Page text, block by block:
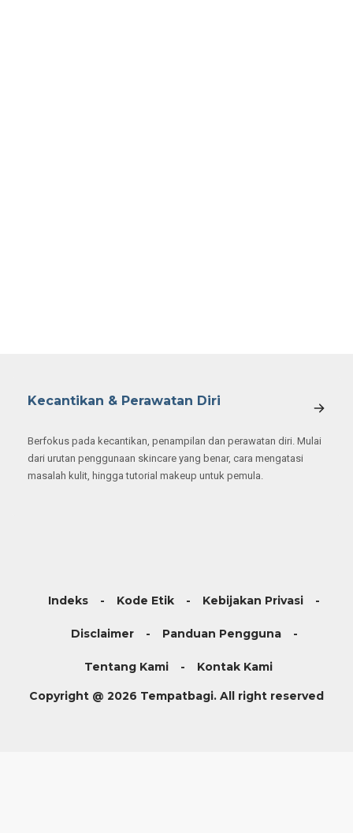
Kecantikan & Perawatan Diri
Berfokus pada kecantikan, penampilan dan perawatan diri. Mulai
dari urutan penggunaan skincare yang benar, cara mengatasi
masalah kulit, hingga tutorial makeup untuk pemula.
Indeks Kode Etik Kebijakan Privasi
Disclaimer Panduan Pengguna
Tentang Kami Kontak Kami
Copyright @ 2026 Tempatbagi. All right reserved